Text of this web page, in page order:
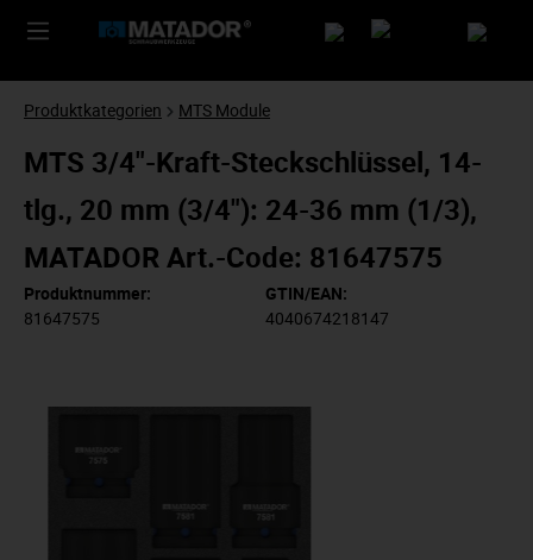
Produktkategorien MTS Module
MTS 3/4"-Kraft-Steckschlüssel, 14-
tlg., 20 mm (3/4"): 24-36 mm (1/3),
MATADOR Art.-Code: 81647575
Produktnummer:
81647575
GTIN/EAN:
4040674218147